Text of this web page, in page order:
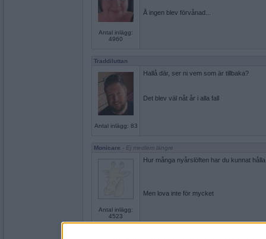
Antal inlägg:
4960
Å ingen blev förvånad...
Traddiluttan
Antal inlägg: 83
Hallå där, ser ni vem som är tillbaka?
Det blev väl nåt år i alla fall
Monicare - Ej medlem längre
Antal inlägg:
4523
Hur många nyårslöften har du kunnat
Men lova inte för mycket